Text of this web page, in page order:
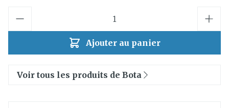
Ajouter au panier
Voir tous les produits de Bota